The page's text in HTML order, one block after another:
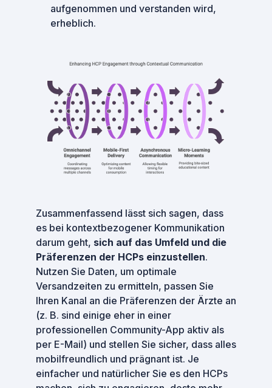
aufgenommen und verstanden wird,
erheblich.
Zusammenfassend lässt sich sagen, dass
es bei kontextbezogener Kommunikation
darum geht, sich auf das Umfeld und die
Präferenzen der HCPs einzustellen.
Nutzen Sie Daten, um optimale
Versandzeiten zu ermitteln, passen Sie
Ihren Kanal an die Präferenzen der Ärzte an
(z. B. sind einige eher in einer
professionellen Community-App aktiv als
per E-Mail) und stellen Sie sicher, dass alles
mobilfreundlich und prägnant ist. Je
einfacher und natürlicher Sie es den HCPs